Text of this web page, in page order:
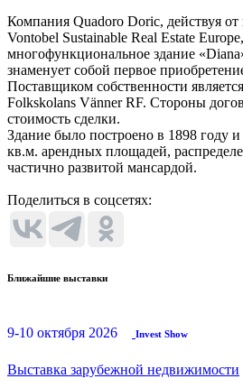
Компания Quadoro Doric, действуя
Vontobel Sustainable Real Estate
многофункциональное здание
знаменует собой первое
Поставщиком собственности
Folkskolans Vänner RF. Стороны
стоимость сделки.
Здание было построено в 1898 году
кв.м. арендных площадей,
частично развитой мансардой.
Поделиться в соцсетях:
Ближайшие выставки
9-10 октября 2026 Invest Show
Выставка зарубежной недвижимости